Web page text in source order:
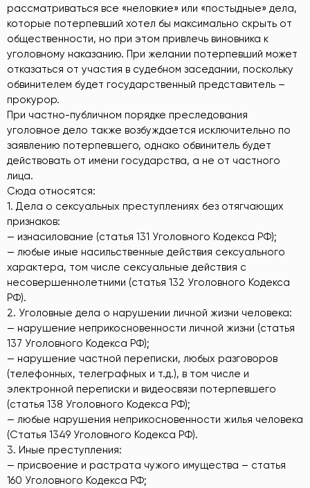
рассматриваться все «неловкие» или «постыдные» дела,
которые потерпевший хотел бы максимально скрыть от
общественности, но при этом привлечь виновника к
уголовному наказанию. При желании потерпевший может
отказаться от участия в судебном заседании, поскольку
обвинителем будет государственный представитель –
прокурор.
При частно-публичном порядке преследования
уголовное дело также возбуждается исключительно по
заявлению потерпевшего, однако обвинитель будет
действовать от имени государства, а не от частного
лица.
Сюда относятся:
1. Дела о сексуальных преступлениях без отягчающих
признаков:
— изнасилование (статья 131 Уголовного Кодекса РФ);
— любые иные насильственные действия сексуального
характера, том числе сексуальные действия с
несовершеннолетними (статья 132 Уголовного Кодекса
РФ).
2. Уголовные дела о нарушении личной жизни человека:
— нарушение неприкосновенности личной жизни (статья
137 Уголовного Кодекса РФ);
— нарушение частной переписки, любых разговоров
(телефонных, телеграфных и т.д.), в том числе и
электронной переписки и видеосвязи потерпевшего
(статья 138 Уголовного Кодекса РФ);
— любые нарушения неприкосновенности жилья человека
(Статья 1349 Уголовного Кодекса РФ).
3. Иные преступления:
— присвоение и растрата чужого имущества – статья
160 Уголовного Кодекса РФ;